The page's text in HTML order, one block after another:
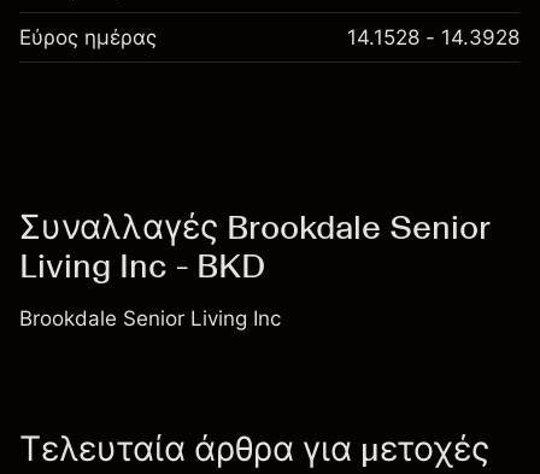
Εύρος ημέρας 14.1528 - 14.3928
Συναλλαγές Brookdale Senior
Living Inc - BKD
Brookdale Senior Living Inc
Τελευταία άρθρα για μετοχές